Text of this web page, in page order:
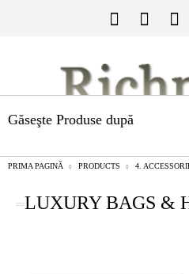
Găseşte Produse după
PRIMA PAGINĂ PRODUCTS 4.
LUXURY BAGS &